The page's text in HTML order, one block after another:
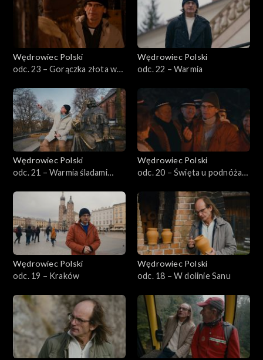
Wędrowiec Polski
odc. 23 – Gorączka złota w
Wędrowiec Polski
odc. 22 – Warmia
Wędrowiec Polski
odc. 21 – Warmia śladami
Wędrowiec Polski
odc. 20 – Święta u podnóża
Wędrowiec Polski
odc. 19 – Kraków
Wędrowiec Polski
odc. 18 – W dolinie Sanu